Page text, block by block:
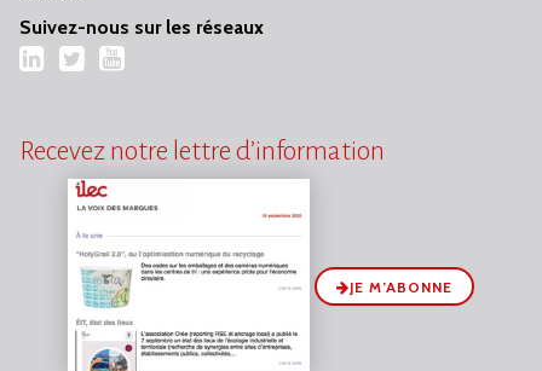
Suivez-nous sur les réseaux
LinkedIn
TwitterYouTube
Recevez notre lettre d’information
JE M’ABONNE